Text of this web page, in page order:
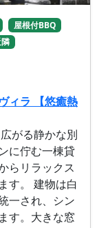
屋根付BBQ
ィラ 【悠癒熱
がる静かな別
に佇む一棟貸
らリラックス
す。 建物は白
一され、シン
す。大きな窓